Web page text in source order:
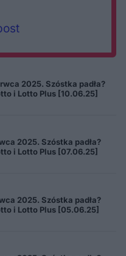
2025. Szóstka padła?
i Lotto Plus [10.06.25]
2025. Szóstka padła?
i Lotto Plus [07.06.25]
2025. Szóstka padła?
i Lotto Plus [05.06.25]